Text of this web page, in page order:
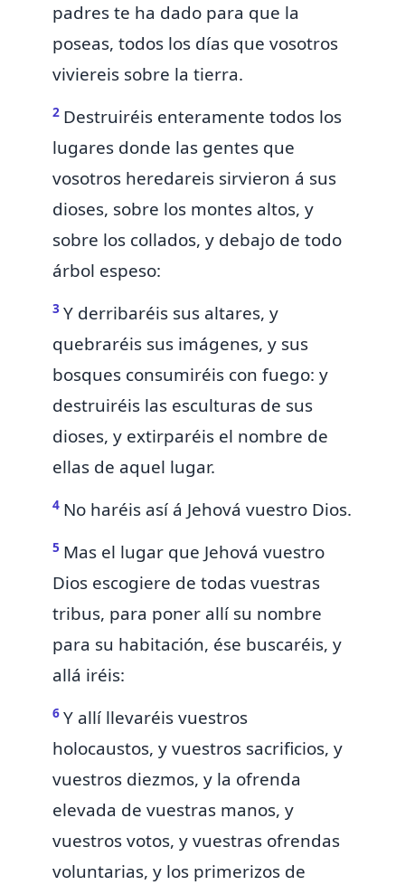
padres te ha dado para que la
poseas, todos los días que vosotros
viviereis sobre la tierra.
2 Destruiréis enteramente todos los
lugares donde las gentes que
vosotros heredareis sirvieron á sus
dioses, sobre los montes altos, y
sobre los collados, y debajo de todo
árbol espeso:
3 Y derribaréis sus altares, y
quebraréis sus imágenes, y sus
bosques consumiréis con fuego: y
destruiréis las esculturas de sus
dioses, y extirparéis el nombre de
ellas de aquel lugar.
4 No haréis así á Jehová vuestro Dios.
5 Mas el lugar que Jehová vuestro
Dios escogiere de todas vuestras
tribus, para poner allí su nombre
para su habitación, ése buscaréis, y
allá iréis:
6 Y allí llevaréis vuestros
holocaustos, y vuestros sacrificios, y
vuestros diezmos, y la ofrenda
elevada de vuestras manos, y
vuestros votos, y vuestras ofrendas
voluntarias, y los primerizos de